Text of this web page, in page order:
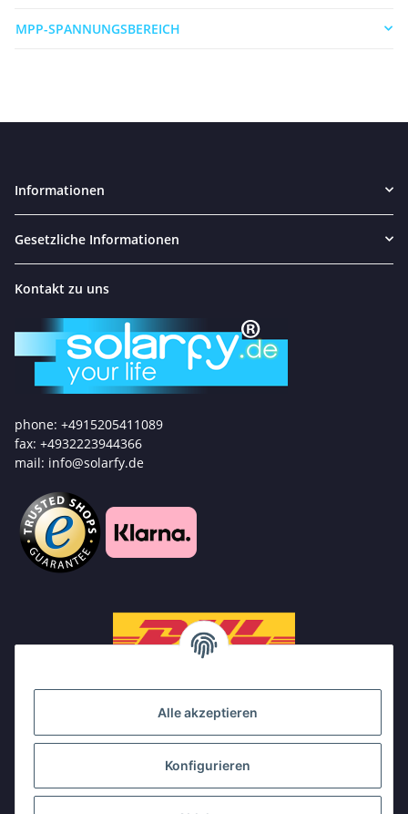
Alle akzeptieren
Konfigurieren
MPP-SPANNUNGSBEREICH
Informationen
Gesetzliche Informationen
Kontakt zu uns
phone: +4915205411089
fax: +4932223944366
mail: info@solarfy.de